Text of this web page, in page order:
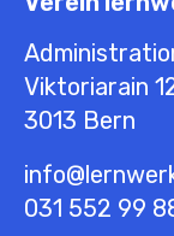
Viktoriarain
3013 Bern
031 552 99